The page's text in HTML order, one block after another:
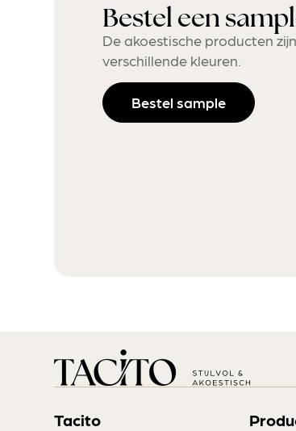
Bestel een
De akoestische producten
verschillende kleuren.
Bestel sample
Tacito